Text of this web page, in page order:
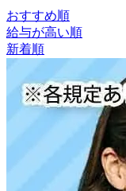
おすすめ順
給与が高い順
新着順